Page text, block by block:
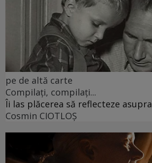
pe de altă carte
Compilați, compilați...
Îi las plăcerea să reflecteze asupra
Cosmin CIOTLOŞ